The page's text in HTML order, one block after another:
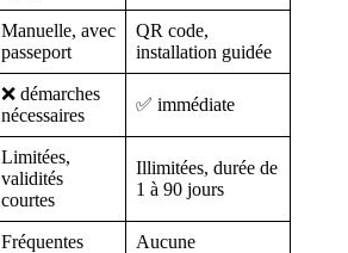
Manuelle, avec
passeport
QR code,
installation guidée
❌ démarches
nécessaires
✅ immédiate
Limitées,
validités
courtes
Illimitées, durée de
1 à 90 jours
Fréquentes Aucune